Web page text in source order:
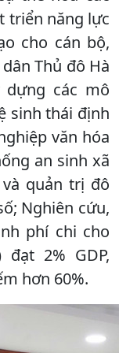
triển năng lực
cho cán bộ,
Thủ đô Hà
các mô
sinh thái định
văn hóa
an sinh xã
quản trị đô
Nghiên cứu,
phí chi cho
2% GDP,
hơn 60%.